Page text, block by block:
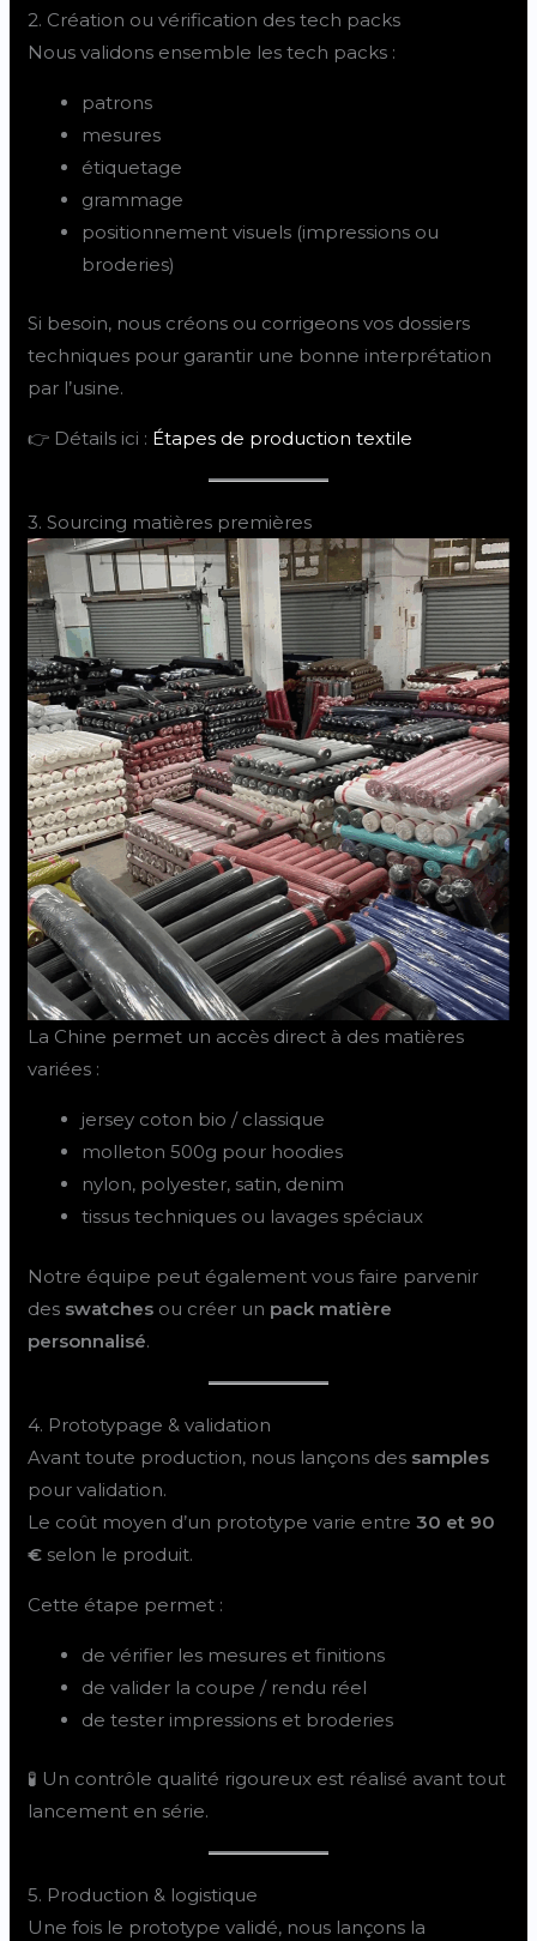
2. Création ou vérification des tech packs
Nous validons ensemble les tech packs :
patrons
mesures
étiquetage
grammage
positionnement visuels (impressions ou
broderies)
Si besoin, nous créons ou corrigeons vos dossiers
techniques pour garantir une bonne interprétation
par l’usine.
👉 Détails ici : Étapes de production textile
3. Sourcing matières premières
La Chine permet un accès direct à des matières
variées :
jersey coton bio / classique
molleton 500g pour hoodies
nylon, polyester, satin, denim
tissus techniques ou lavages spéciaux
Notre équipe peut également vous faire parvenir
des swatches ou créer un pack matière
personnalisé.
4. Prototypage & validation
Avant toute production, nous lançons des samples
pour validation.
Le coût moyen d’un prototype varie entre30 et 90
€ selon le produit.
Cette étape permet :
de vérifier les mesures et finitions
de valider la coupe / rendu réel
de tester impressions et broderies
🧪 Un contrôle qualité rigoureux est réalisé avant tout
lancement en série.
5. Production & logistique
Une fois le prototype validé, nous lançons la